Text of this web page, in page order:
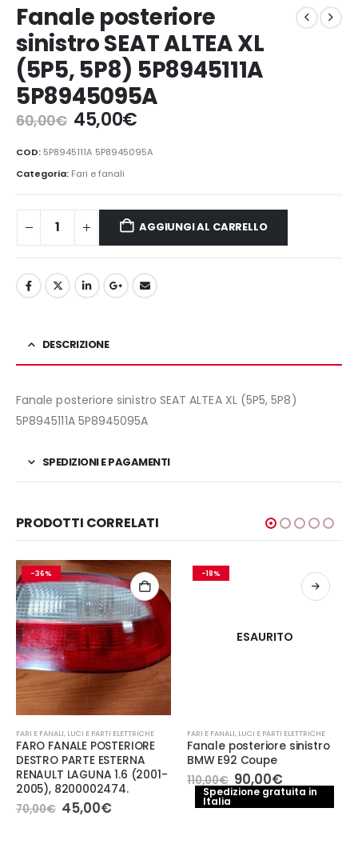
Fanale posteriore
sinistro SEAT ALTEA XL
(5P5, 5P8) 5P8945111A
5P8945095A
60,00€ Il
prezzo
originale
era:
60,00€.
45,00€Il
attuale
45,00€.
COD: 5P8945111A 5P8945095A
Categoria: Fari e fanali
AGGIUNGI AL CARRELLO
DESCRIZIONE
Fanale posteriore sinistro SEAT ALTEA XL (5P5, 5P8)
5P8945111A 5P8945095A
SPEDIZIONI E PAGAMENTI
PRODOTTI CORRELATI
-36%
FARI E FANALI, LUCI E PARTI ELETTRICHE
FARO FANALE POSTERIORE
DESTRO PARTE ESTERNA
RENAULT LAGUNA 1.6 (2001-
2005), 8200002474.
70,00€ Il
prezzo
45,00€Il
-18%
ESAURITO
FARI E FANALI, LUCI E PARTI ELETTRICHE
Fanale posteriore sinistro
BMW E92 Coupe
110,00€ Il
prezzo
originale
90,00€Il
prezzo
attuale
Spedizione gratuita in
Italia